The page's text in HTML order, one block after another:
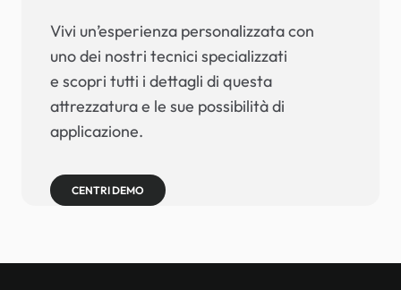
Vivi un’esperienza personalizzata con
uno dei nostri tecnici specializzati
e scopri tutti i dettagli di questa
attrezzatura e le sue possibilità di
applicazione.
CENTRI DEMO